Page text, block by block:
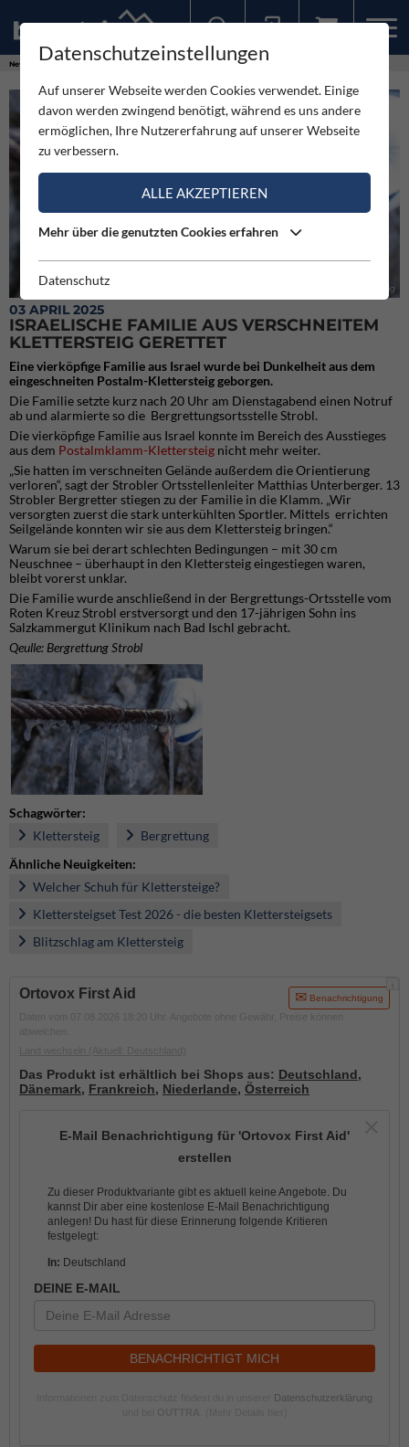
News Israelische Familie aus verschneitem Klettersteig gerettet
Postalm Klettersteig
03 APRIL 2025
ISRAELISCHE FAMILIE AUS VERSCHNEITEM
KLETTERSTEIG GERETTET
Eine vierköpfige Familie aus Israel wurde bei Dunkelheit aus dem
eingeschneiten Postalm-Klettersteig geborgen.
Die Familie setzte kurz nach 20 Uhr am Dienstagabend einen Notruf
ab und alarmierte so die Bergrettungsortsstelle Strobl.
Die vierköpfige Familie aus Israel konnte im Bereich des Ausstieges
aus dem Postalmklamm-Klettersteig nicht mehr weiter.
„Sie hatten im verschneiten Gelände außerdem die Orientierung
verloren“, sagt der Strobler Ortsstellenleiter Matthias Unterberger. 13
Strobler Bergretter stiegen zu der Familie in die Klamm. „Wir
versorgten zuerst die stark unterkühlten Sportler. Mittels errichten
Seilgelände konnten wir sie aus dem Klettersteig bringen.“
Warum sie bei derart schlechten Bedingungen – mit 30 cm
Neuschnee – überhaupt in den Klettersteig eingestiegen waren,
bleibt vorerst unklar.
Die Familie wurde anschließend in der Bergrettungs-Ortsstelle vom
Roten Kreuz Strobl erstversorgt und den 17-jährigen Sohn ins
Salzkammergut Klinikum nach Bad Ischl gebracht.
Qeulle: Bergrettung Strobl
Schagwörter:
Klettersteig
Bergrettung
Ähnliche Neuigkeiten:
Welcher Schuh für Klettersteige?
Klettersteigset Test 2026 - die besten Klettersteigsets
Blitzschlag am Klettersteig
Ortovox First Aid Benachrichtigung
Das Produkt ist erhältlich bei Shops aus: Deutschland,
Dänemark, Frankreich, Niederlande, Österreich
E-Mail Benachrichtigung für 'Ortovox First Aid'
erstellen
Zu dieser Produktvariante gibt es aktuell keine Angebote. Du
kannst Dir aber eine kostenlose E-Mail Benachrichtigung
anlegen! Du hast für diese Erinnerung folgende Kritieren
festgelegt:
In: Deutschland
DEINE E-MAIL
BENACHRICHTIGT MICH
Datenschutzerklärung
Datenschutzeinstellungen
Auf unserer Webseite werden Cookies verwendet. Einige
davon werden zwingend benötigt, während es uns andere
ermöglichen, Ihre Nutzererfahrung auf unserer Webseite
zu verbessern.
ALLE AKZEPTIEREN
Mehr über die genutzten Cookies erfahren
Datenschutz